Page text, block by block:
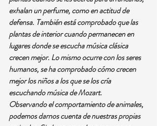
exhalan un perfume, como en actitud de
defensa. También está comprobado que las
plantas de interior cuando permanecen en
lugares donde se escucha música clásica
crecen mejor. Lo mismo ocurre con los seres
humanos, se ha comprobado cómo crecen
mejor los niños a los que se los cría
escuchando música de Mozart.
Observando el comportamiento de animales,
podemos darnos cuenta de nuestras propias